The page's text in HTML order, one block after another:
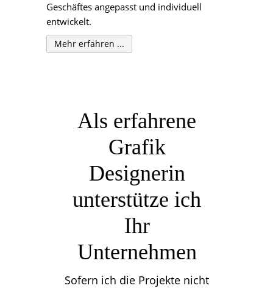
Geschäftes angepasst und individuell
entwickelt.
Mehr erfahren ...
Als erfahrene
Grafik
Designerin
unterstütze ich
Ihr
Unternehmen
Sofern ich die Projekte nicht